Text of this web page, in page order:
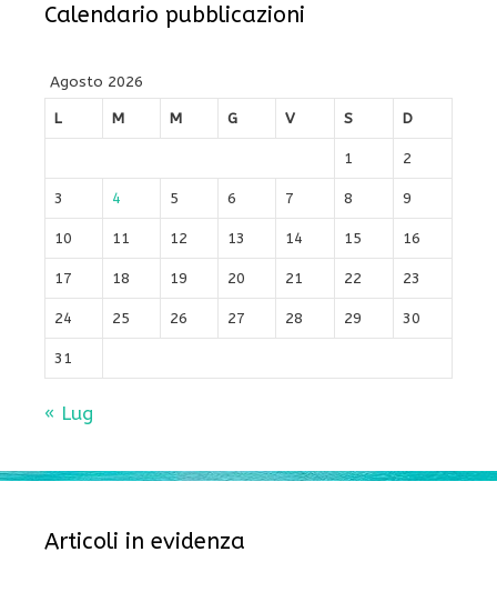
Calendario pubblicazioni
Agosto 2026
L
M M G V S D
1 2
3 4 5 6 7 8 9
10 11 12 13 14 15 16
17 18 19 20 21 22 23
24 25 26 27 28 29 30
31
« Lug
Articoli in evidenza